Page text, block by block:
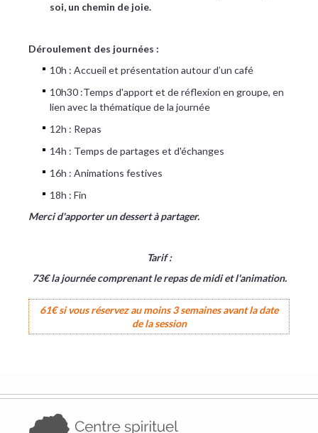
soi, un chemin de joie.
Déroulement des journées :
10h : Accueil et présentation autour d’un café
10h30 :Temps d'apport et de réflexion en groupe, en
lien avec la thématique de la journée
12h : Repas
14h : Temps de partages et d'échanges
16h : Animations festives
18h : Fin
Merci d'apporter un dessert à partager.
Tarif :
73€ la journée comprenant le repas de midi et l'animation.
61€ si vous réservez au moins 3 semaines avant la date
de la session